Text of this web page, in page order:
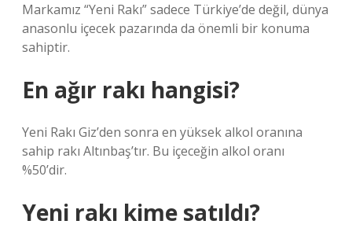
Markamız “Yeni Rakı” sadece Türkiye’de değil, dünya
anasonlu içecek pazarında da önemli bir konuma
sahiptir.
En ağır rakı hangisi?
Yeni Rakı Giz’den sonra en yüksek alkol oranına
sahip rakı Altınbaş’tır. Bu içeceğin alkol oranı
%50’dir.
Yeni rakı kime satıldı?